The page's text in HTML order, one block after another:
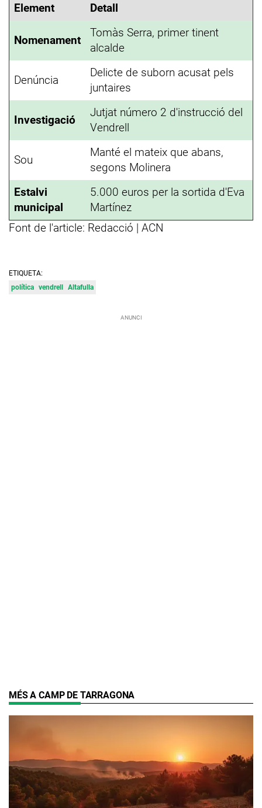
Element Detall
Nomenament
Tomàs Serra, primer tinent
alcalde
Denúncia
Delicte de suborn acusat pels
juntaires
Investigació
Jutjat número 2 d'instrucció del
Vendrell
Sou
Manté el mateix que abans,
segons Molinera
Estalvi
municipal
5.000 euros per la sortida d'Eva
Martínez
Font de l'article: Redacció | ACN
ETIQUETA:
política vendrell Altafulla
MÉS A CAMP DE TARRAGONA